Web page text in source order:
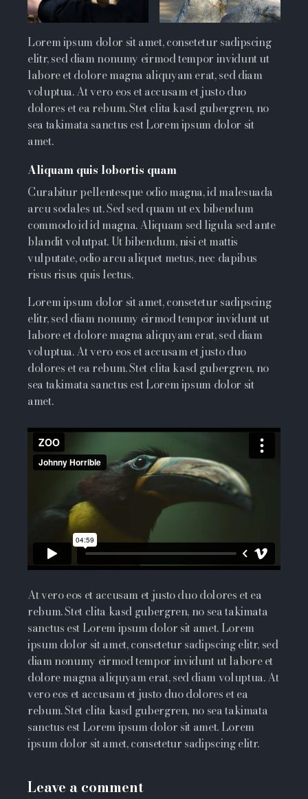
Lorem ipsum dolor sit amet, consetetur sadipscing
elitr, sed diam nonumy eirmod tempor invidunt ut
labore et dolore magna aliquyam erat, sed diam
voluptua. At vero eos et accusam et justo duo
dolores et ea rebum. Stet clita kasd gubergren, no
sea takimata sanctus est Lorem ipsum dolor sit
amet.
Aliquam quis lobortis quam
Curabitur pellentesque odio magna, id malesuada
arcu sodales ut. Sed sed quam ut ex bibendum
commodo id id magna. Aliquam sed ligula sed ante
blandit volutpat. Ut bibendum, nisi et mattis
vulputate, odio arcu aliquet metus, nec dapibus
risus risus quis lectus.
Lorem ipsum dolor sit amet, consetetur sadipscing
elitr, sed diam nonumy eirmod tempor invidunt ut
labore et dolore magna aliquyam erat, sed diam
voluptua. At vero eos et accusam et justo duo
dolores et ea rebum. Stet clita kasd gubergren, no
sea takimata sanctus est Lorem ipsum dolor sit
amet.
At vero eos et accusam et justo duo dolores et ea
rebum. Stet clita kasd gubergren, no sea takimata
sanctus est Lorem ipsum dolor sit amet. Lorem
ipsum dolor sit amet, consetetur sadipscing elitr, sed
diam nonumy eirmod tempor invidunt ut labore et
dolore magna aliquyam erat, sed diam voluptua. At
vero eos et accusam et justo duo dolores et ea
rebum. Stet clita kasd gubergren, no sea takimata
sanctus est Lorem ipsum dolor sit amet. Lorem
ipsum dolor sit amet, consetetur sadipscing elitr.
Leave a comment